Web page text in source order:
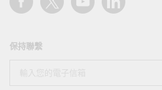
保持聯繫